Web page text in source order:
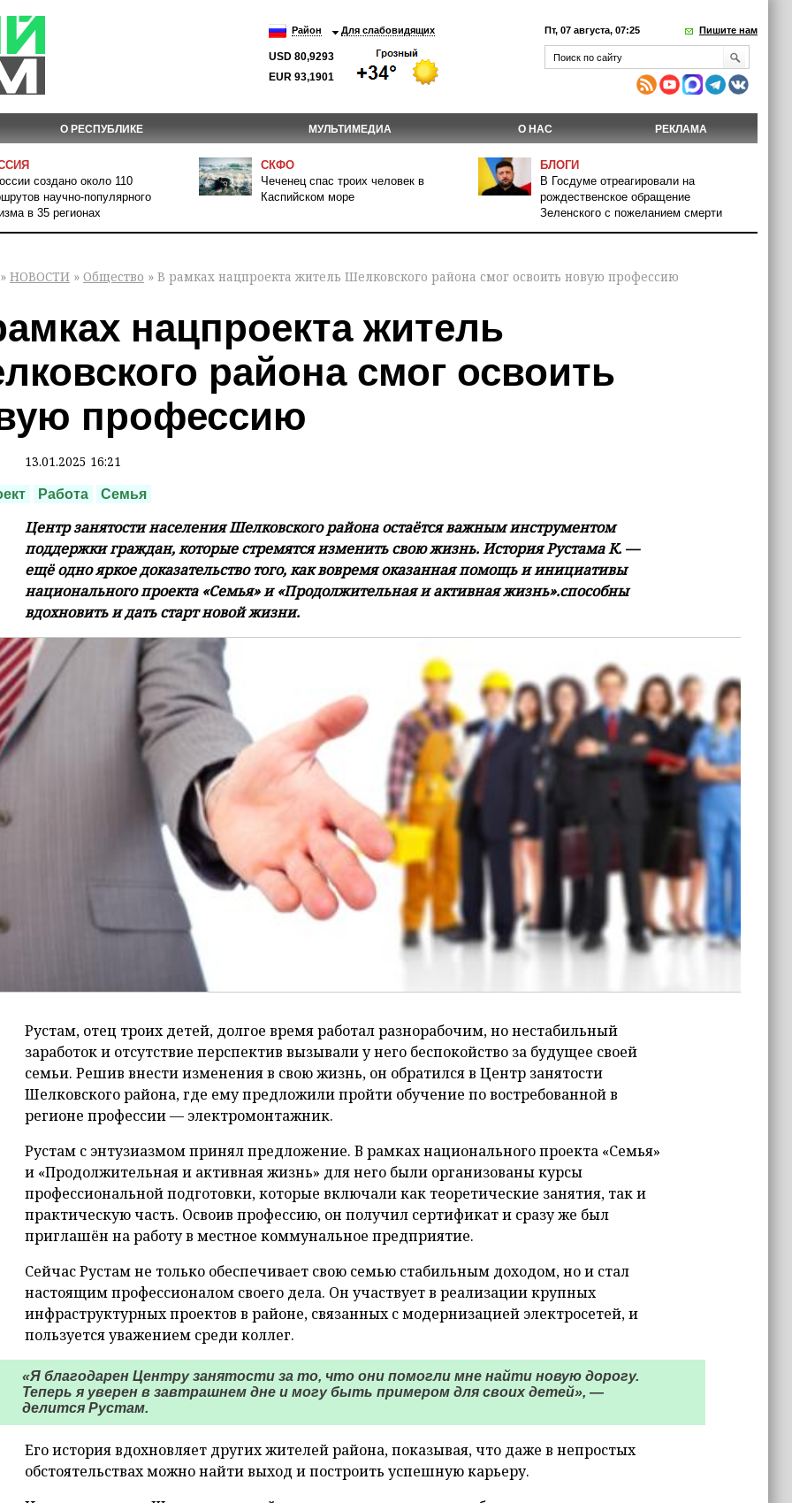
Район Для слабовидящих
USD 80,9293
EUR 93,1901
Пт, 07 августа, 07:25 Пишите нам
О РЕСПУБЛИКЕ МУЛЬТИМЕДИА О НАС РЕКЛАМА
создано около 110
научно-популярного
в 35 регионах
СКФО
Чеченец спас троих человек в
Каспийском море
БЛОГИ
В Госдуме отреагировали на
рождественское обращение
Зеленского с пожеланием смерти
» НОВОСТИ » Общество » В рамках нацпроекта житель Шелковского района смог освоить новую профессию
нацпроекта житель
района смог освоить
профессию
13.01.2025 16:21
Работа Семья
Центр занятости населения Шелковского района остаётся важным инструментом
поддержки граждан, которые стремятся изменить свою жизнь. История Рустама К. —
ещё одно яркое доказательство того, как вовремя оказанная помощь и инициативы
национального проекта «Семья» и «Продолжительная и активная жизнь».способны
вдохновить и дать старт новой жизни.
Рустам, отец троих детей, долгое время работал разнорабочим, но нестабильный
заработок и отсутствие перспектив вызывали у него беспокойство за будущее своей
семьи. Решив внести изменения в свою жизнь, он обратился в Центр занятости
Шелковского района, где ему предложили пройти обучение по востребованной в
регионе профессии — электромонтажник.
Рустам с энтузиазмом принял предложение. В рамках национального проекта «Семья»
и «Продолжительная и активная жизнь» для него были организованы курсы
профессиональной подготовки, которые включали как теоретические занятия, так и
практическую часть. Освоив профессию, он получил сертификат и сразу же был
приглашён на работу в местное коммунальное предприятие.
Сейчас Рустам не только обеспечивает свою семью стабильным доходом, но и стал
настоящим профессионалом своего дела. Он участвует в реализации крупных
инфраструктурных проектов в районе, связанных с модернизацией электросетей, и
пользуется уважением среди коллег.
«Я благодарен Центру занятости за то, что они помогли мне найти новую дорогу.
Теперь я уверен в завтрашнем дне и могу быть примером для своих детей», —
делится Рустам.
Его история вдохновляет других жителей района, показывая, что даже в непростых
обстоятельствах можно найти выход и построить успешную карьеру.